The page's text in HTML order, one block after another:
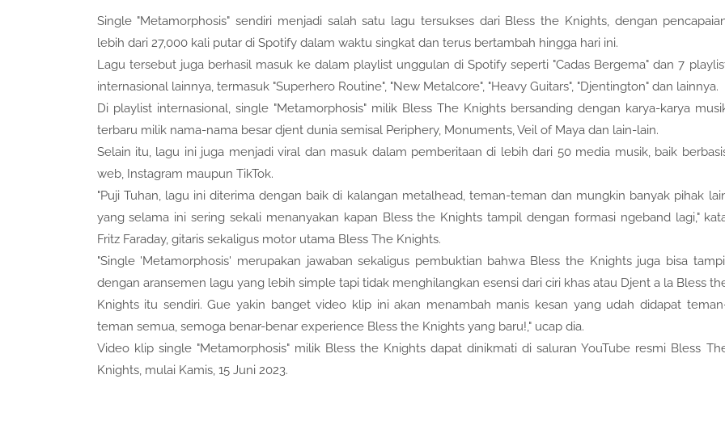
Single "Metamorphosis" sendiri menjadi salah satu lagu tersukses dari Bless the Knights, dengan
lebih dari 27,000 kali putar di Spotify dalam waktu singkat dan terus bertambah hingga hari ini.
Lagu tersebut juga berhasil masuk ke dalam playlist unggulan di Spotify seperti "Cadas Bergema" dan 7
internasional lainnya, termasuk "Superhero Routine", "New Metalcore", "Heavy Guitars", "Djentington" dan lainnya.
Di playlist internasional, single "Metamorphosis" milik Bless The Knights bersanding dengan karya-karya
terbaru milik nama-nama besar djent dunia semisal Periphery, Monuments, Veil of Maya dan lain-lain.
Selain itu, lagu ini juga menjadi viral dan masuk dalam pemberitaan di lebih dari 50 media musik, baik
web, Instagram maupun TikTok.
"Puji Tuhan, lagu ini diterima dengan baik di kalangan metalhead, teman-teman dan mungkin banyak pihak
yang selama ini sering sekali menanyakan kapan Bless the Knights tampil dengan formasi ngeband lagi,"
Fritz Faraday, gitaris sekaligus motor utama Bless The Knights.
"Single 'Metamorphosis' merupakan jawaban sekaligus pembuktian bahwa Bless the Knights juga bisa
dengan aransemen lagu yang lebih simple tapi tidak menghilangkan esensi dari ciri khas atau Djent a la Bless
Knights itu sendiri. Gue yakin banget video klip ini akan menambah manis kesan yang udah didapat
teman semua, semoga benar-benar experience Bless the Knights yang baru!," ucap dia.
Video klip single "Metamorphosis" milik Bless the Knights dapat dinikmati di saluran YouTube resmi Bless
Knights, mulai Kamis, 15 Juni 2023.